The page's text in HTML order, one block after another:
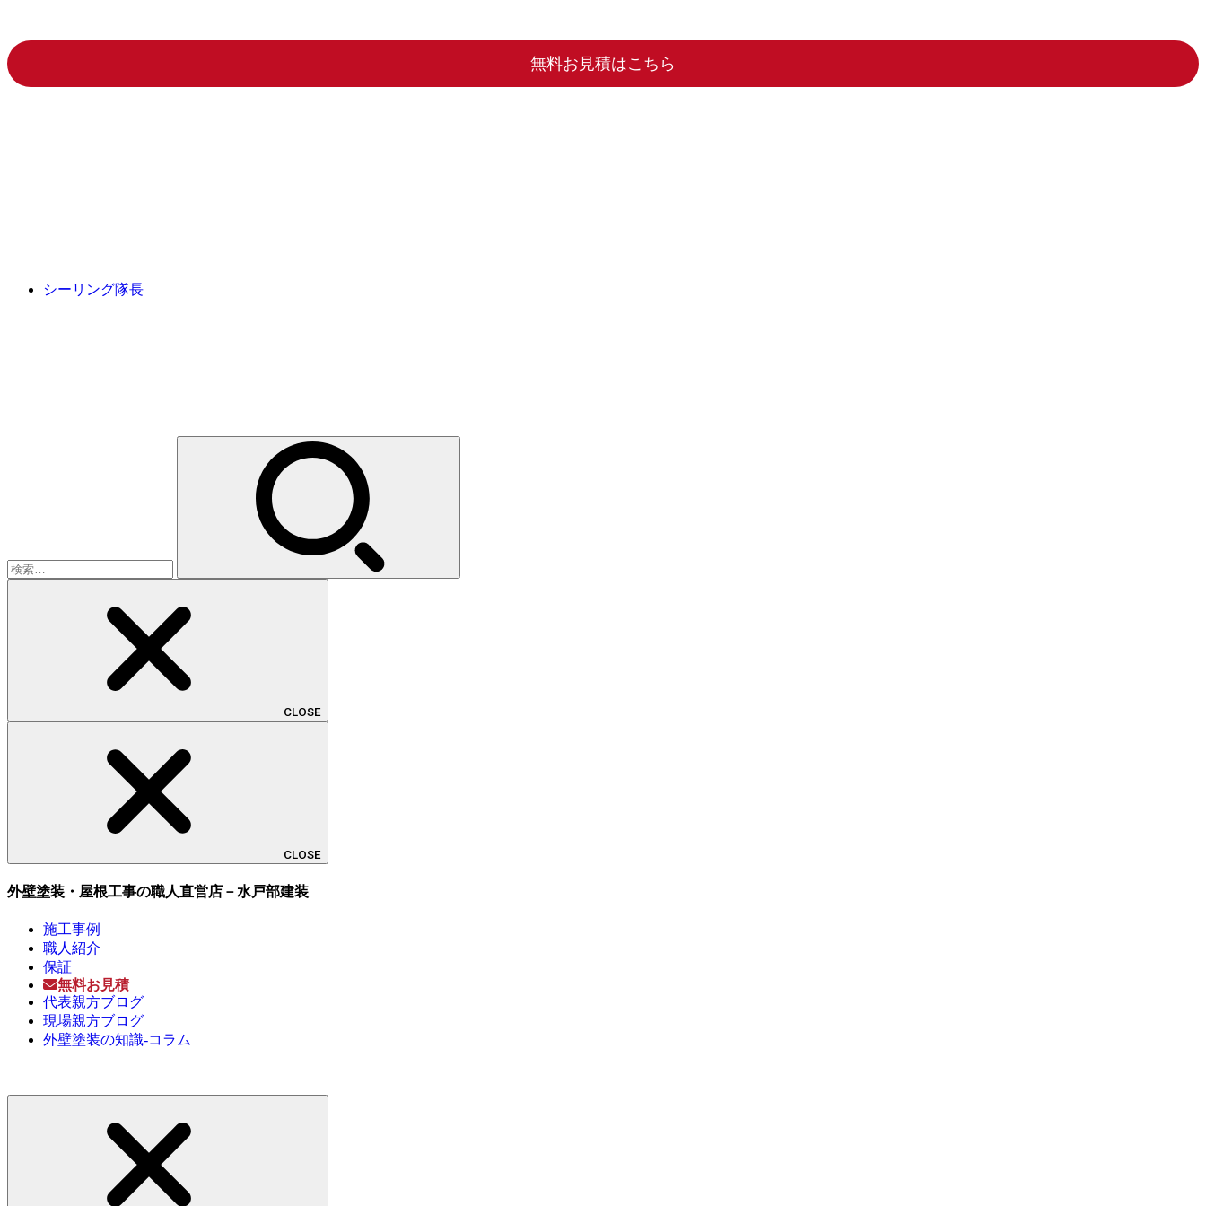
無料お見積はこちら
シーリング隊長
CLOSE
CLOSE
外壁塗装・屋根工事の職人直営店－水戸部建装
施工事例
職人紹介
保証
無料お見積
代表親方ブログ
現場親方ブログ
外壁塗装の知識-コラム